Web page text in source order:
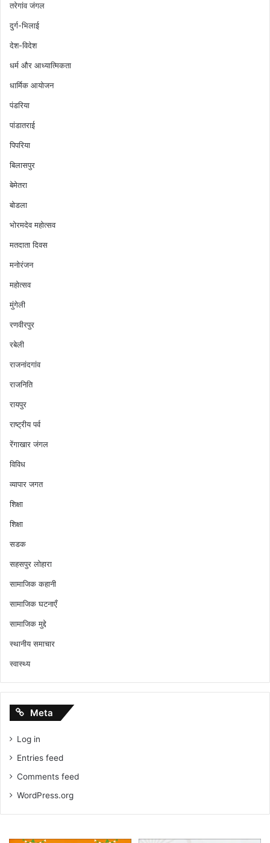
तरेगांव जंगल
दुर्ग-भिलाई
देश-विदेश
धर्म और आध्यात्मिकता
धार्मिक आयोजन
पंडरिया
पांडातराई
पिपरिया
बिलासपुर
बेमेतरा
बोडला
भोरमदेव महोत्सव
मतदाता दिवस
मनोरंजन
महोत्सव
मुंगेली
रणवीरपुर
रबेली
राजनांदगांव
राजनिति
रायपुर
राष्ट्रीय पर्व
रेंगाखार जंगल
विविध
व्यापार जगत
शिक्षा
शिक्षा
सडक
सहसपुर लोहारा
सामाजिक कहानी
सामाजिक घटनाएँ
सामाजिक मुद्दे
स्थानीय समाचार
स्वास्थ्य
Meta
Log in
Entries feed
Comments feed
WordPress.org